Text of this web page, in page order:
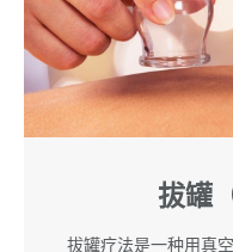
拔罐
拔罐疗法是一种用真